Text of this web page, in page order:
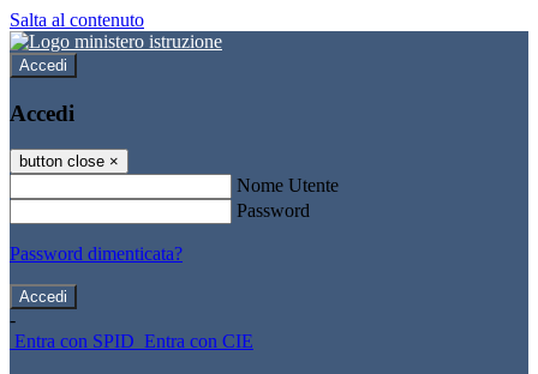
Salta al contenuto
Accedi
Accedi
button close ×
Nome Utente
Password
Password dimenticata?
-
Entra con SPID Entra con CIE